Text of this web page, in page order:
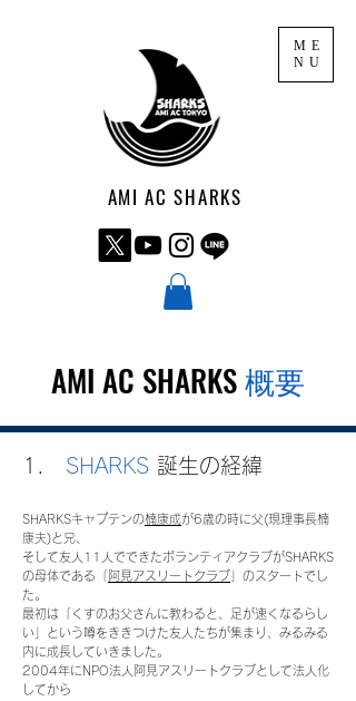
ME
NU
AMI AC SHARKS
AMI AC SHARKS概要
1. SHARKS 誕生の経緯
SHARKSキャプテンの楠康成が6歳の時に父(現理事長楠
康夫)と兄、
そして友人11人でできたボランティアクラブがSHARKS
の母体である「
阿見アスリートクラブ 」のスタートでし
た。
最初は「くすのお父さんに教わると、 足が速くなるらし
い」という噂をききつけた友人たちが集まり、 みるみる
内に成長していきました。
2004年にNPO法人阿見アスリートクラブとして法人化
してから